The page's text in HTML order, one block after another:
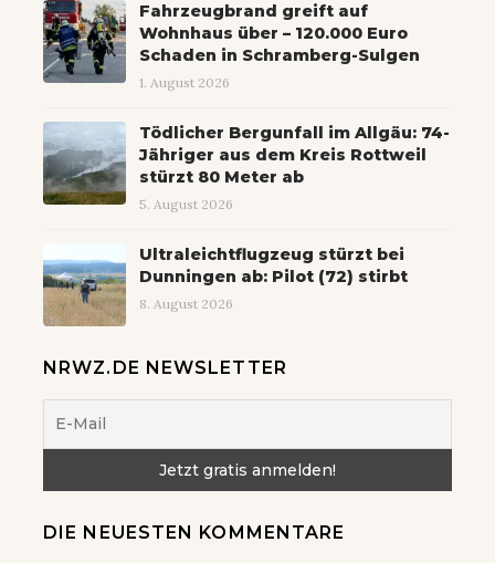
Fahrzeugbrand greift auf
Wohnhaus über – 120.000 Euro
Schaden in Schramberg-Sulgen
1. August 2026
Tödlicher Bergunfall im Allgäu: 74-
Jähriger aus dem Kreis Rottweil
stürzt 80 Meter ab
5. August 2026
Ultraleichtflugzeug stürzt bei
Dunningen ab: Pilot (72) stirbt
8. August 2026
NRWZ.DE NEWSLETTER
DIE NEUESTEN KOMMENTARE